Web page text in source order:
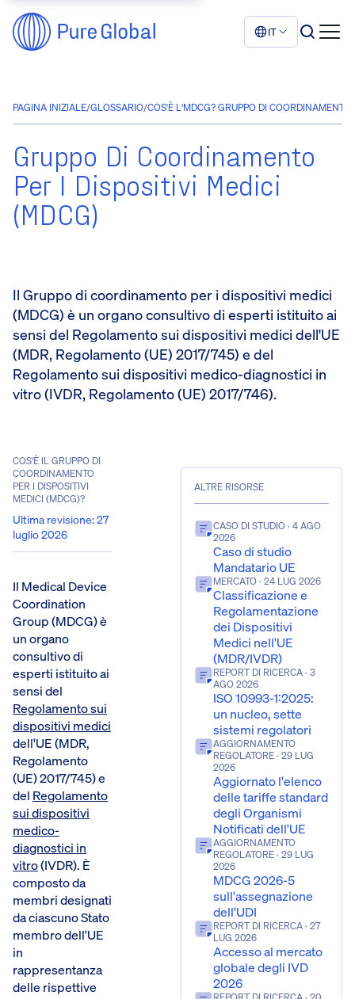
IT
PAGINA INIZIALE/GLOSSARIO/COS'È L'MDCG? GRUPPO DI
Gruppo Di Coordinamento
Per I Dispositivi Medici
(MDCG)
Il Gruppo di coordinamento per i dispositivi medici
(MDCG) è un organo consultivo di esperti istituito ai
sensi del Regolamento sui dispositivi medici dell'UE
(MDR, Regolamento (UE) 2017/745) e del
Regolamento sui dispositivi medico-diagnostici in
vitro (IVDR, Regolamento (UE) 2017/746).
COS'È IL GRUPPO DI
COORDINAMENTO
PER I DISPOSITIVI
MEDICI (MDCG)?
Ultima revisione:27
luglio 2026
Il Medical Device
Coordination
Group (MDCG) è
un organo
consultivo di
esperti istituito ai
sensi del
Regolamento sui
dispositivi medici
dell'UE (MDR,
Regolamento
(UE) 2017/745) e
del Regolamento
sui dispositivi
medico-
diagnostici in
vitro(IVDR). È
composto da
membri designati
da ciascuno Stato
membro dell'UE
in
rappresentanza
delle rispettive
ALTRE RISORSE
CASO DI STUDIO· 4 AGO
2026
Caso di studio
Mandatario UE
MERCATO· 24 LUG 2026
Classificazione e
Regolamentazione
dei Dispositivi
Medici nell'UE
(MDR/IVDR)
REPORT DI RICERCA· 3
AGO 2026
ISO 10993-1:2025:
un nucleo, sette
sistemi regolatori
AGGIORNAMENTO
REGOLATORE· 29 LUG
2026
Aggiornato l'elenco
delle tariffe standard
degli Organismi
Notificati dell'UE
AGGIORNAMENTO
REGOLATORE· 29 LUG
2026
MDCG 2026-5
sull'assegnazione
dell'UDI
REPORT DI RICERCA· 27
LUG 2026
Accesso al mercato
globale degli IVD
2026